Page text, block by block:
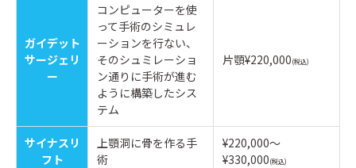
ガイデット
サージェリ
ー
コンピューターを使
って手術のシミュレ
ーションを行ない、
そのシュミレーショ
ン通りに手術が進む
ように構築したシス
テム
片顎¥220,000(税込)
サイナスリ
フト
上顎洞に骨を作る手
術
¥220,000～
¥330,000(税込)